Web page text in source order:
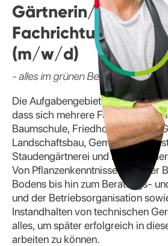
Gärtnerin/ Gärtner
Fachrichtung
(m/w/d)
- alles im grünen Bereich
Die Aufgabengebiete im
dass sich mehrere
Baumschule, Friedhofsgärtnerei,
Landschaftsbau, Gemüsebau,
Staudengärtnerei und natürlich
Von Pflanzenkenntnissen und der
Bodens bis hin zum Beratungs-
und der Betriebsorganisation
Instandhalten von technischen
alles, um später erfolgreich in
arbeiten zu können.